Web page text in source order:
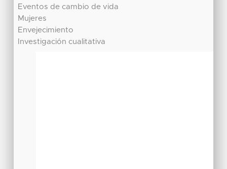
Eventos de cambio de vida
Mujeres
Envejecimiento
Investigación cualitativa